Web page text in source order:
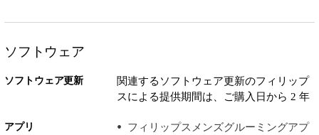
ソフトウェア
ソフトウェア更新
関連するソフトウェア更新のフィリップ
スによる提供期間は、ご購入日から 2 年
アプリ
フィリップスメンズグルーミングアプ